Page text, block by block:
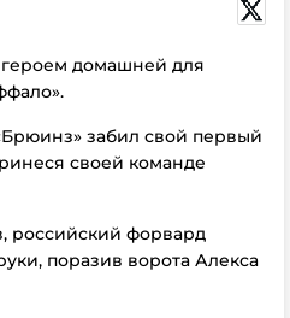
героем домашней для
забил свой первый
своей команде
российский форвард
поразив ворота Алекса